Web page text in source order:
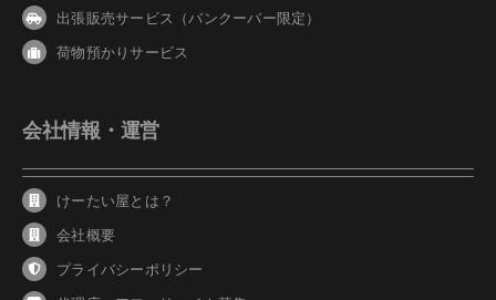
出張販売サービス（バンクーバー限定）
荷物預かりサービス
会社情報・運営
けーたい屋とは？
会社概要
プライバシーポリシー